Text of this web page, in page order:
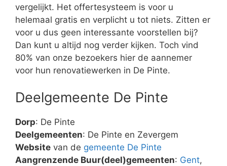
vergelijkt. Het offertesysteem is voor u
helemaal gratis en verplicht u tot niets. Zitten er
voor u dus geen interessante voorstellen bij?
Dan kunt u altijd nog verder kijken. Toch vind
80% van onze bezoekers hier de aannemer
voor hun renovatiewerken in De Pinte.
Deelgemeente De Pinte
Dorp: De Pinte
Deelgemeenten: De Pinte en Zevergem
Website van de gemeente De Pinte
Aangrenzende Buur(deel)gemeenten: Gent,